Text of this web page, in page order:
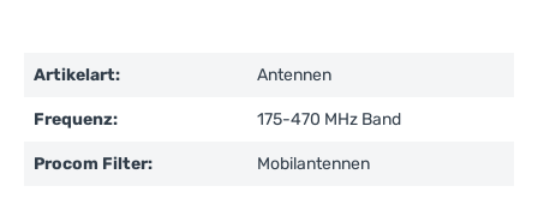
Artikelart: Antennen
Frequenz: 175-470 MHz Band
Procom Filter: Mobilantennen